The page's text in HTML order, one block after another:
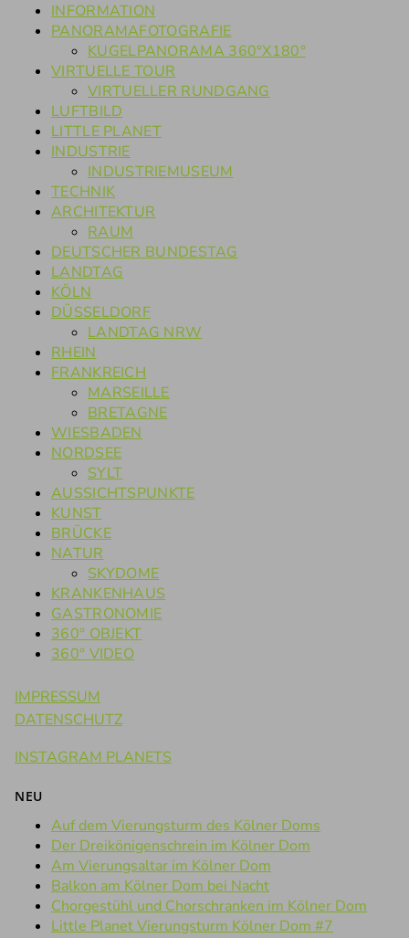
INFORMATION
PANORAMAFOTOGRAFIE
KUGELPANORAMA 360°X180°
VIRTUELLE TOUR
VIRTUELLER RUNDGANG
LUFTBILD
LITTLE PLANET
INDUSTRIE
INDUSTRIEMUSEUM
TECHNIK
ARCHITEKTUR
RAUM
DEUTSCHER BUNDESTAG
LANDTAG
KÖLN
DÜSSELDORF
LANDTAG NRW
RHEIN
FRANKREICH
MARSEILLE
BRETAGNE
WIESBADEN
NORDSEE
SYLT
AUSSICHTSPUNKTE
KUNST
BRÜCKE
NATUR
SKYDOME
KRANKENHAUS
GASTRONOMIE
360° OBJEKT
360° VIDEO
IMPRESSUM
DATENSCHUTZ
INSTAGRAM PLANETS
NEU
Auf dem Vierungsturm des Kölner Doms
Der Dreikönigenschrein im Kölner Dom
Am Vierungsaltar im Kölner Dom
Balkon am Kölner Dom bei Nacht
Chorgestühl und Chorschranken im Kölner Dom
Little Planet Vierungsturm Kölner Dom #7